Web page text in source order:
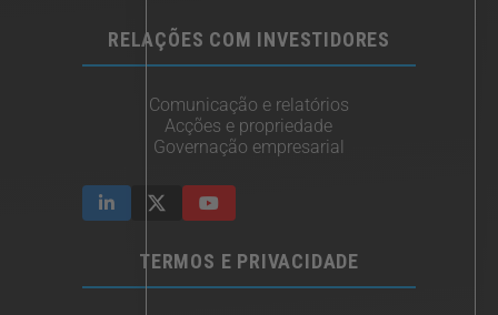
RELAÇÕES COM INVESTIDORES
Comunicação e relatórios
Acções e propriedade
Governação empresarial
TERMOS E PRIVACIDADE